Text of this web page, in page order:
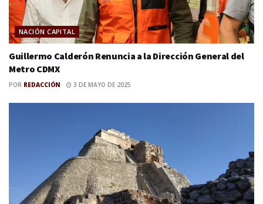
NACIÓN CAPITAL
Guillermo Calderón Renuncia a la Dirección General del
Metro CDMX
POR REDACCIÓN 3 DE MAYO DE 2025